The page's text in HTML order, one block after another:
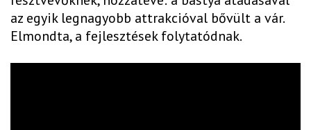
az egyik legnagyobb attrakcióval bővült a vár.
Elmondta, a fejlesztések folytatódnak.